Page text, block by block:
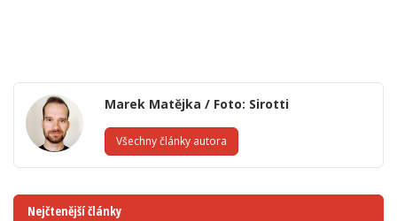
Marek Matějka / Foto: Sirotti
Všechny články autora
Nejčtenější články